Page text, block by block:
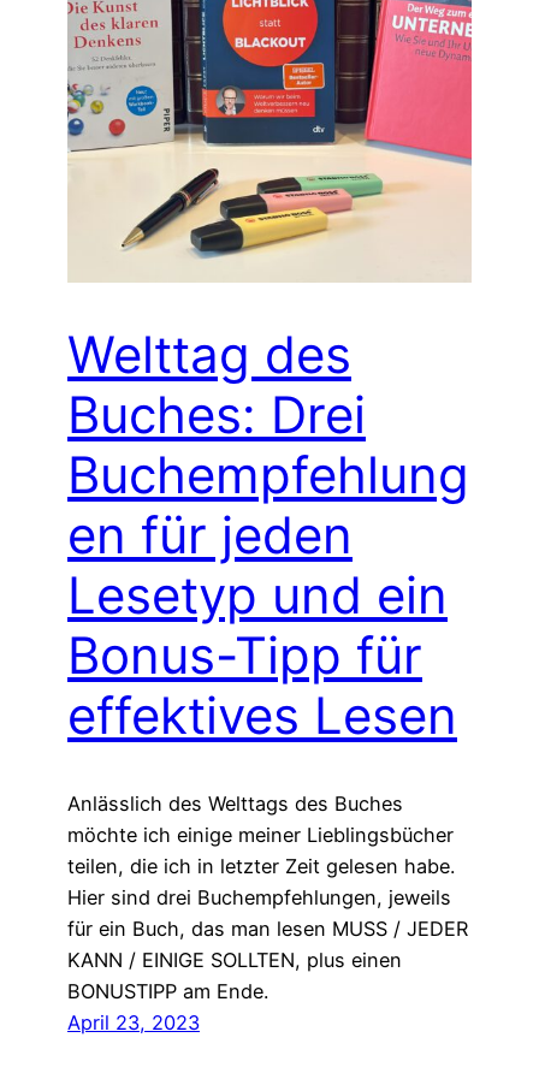
Welttag des
Buches: Drei
Buchempfehlung
en für jeden
Lesetyp und ein
Bonus-Tipp für
effektives Lesen
Anlässlich des Welttags des Buches
möchte ich einige meiner Lieblingsbücher
teilen, die ich in letzter Zeit gelesen habe.
Hier sind drei Buchempfehlungen, jeweils
für ein Buch, das man lesen MUSS / JEDER
KANN / EINIGE SOLLTEN, plus einen
BONUSTIPP am Ende.
April 23, 2023